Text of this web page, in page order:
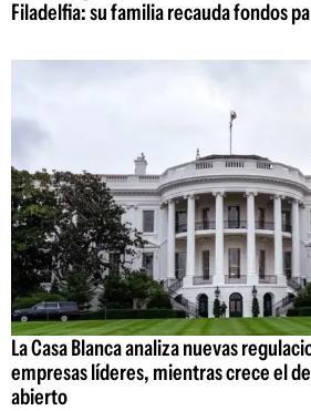
Filadelfia: su familia recauda fondos
La Casa Blanca analiza nuevas
empresas líderes, mientras crece el
abierto